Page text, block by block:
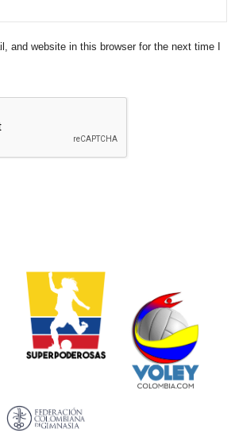
and website in this browser for the next time I